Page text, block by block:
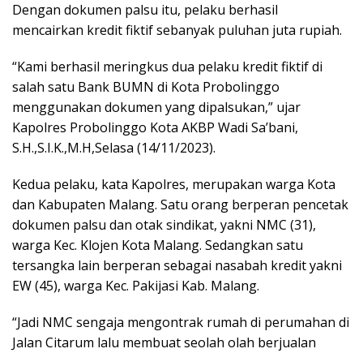
Dengan dokumen palsu itu, pelaku berhasil
mencairkan kredit fiktif sebanyak puluhan juta rupiah.
“Kami berhasil meringkus dua pelaku kredit fiktif di
salah satu Bank BUMN di Kota Probolinggo
menggunakan dokumen yang dipalsukan,” ujar
Kapolres Probolinggo Kota AKBP Wadi Sa’bani,
S.H.,S.I.K.,M.H,Selasa (14/11/2023).
Kedua pelaku, kata Kapolres, merupakan warga Kota
dan Kabupaten Malang. Satu orang berperan pencetak
dokumen palsu dan otak sindikat, yakni NMC (31),
warga Kec. Klojen Kota Malang. Sedangkan satu
tersangka lain berperan sebagai nasabah kredit yakni
EW (45), warga Kec. Pakijasi Kab. Malang.
“Jadi NMC sengaja mengontrak rumah di perumahan di
Jalan Citarum lalu membuat seolah olah berjualan